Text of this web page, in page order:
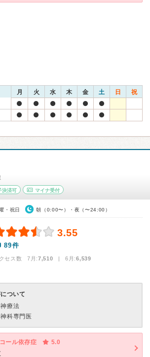
月 火 水 木 金 土 日 祝
決済可 マイナ受付
・祝日 朝（0:00〜）・夜（〜24:00）
3.55
89件
セス数 7月:7,510 | 6月:6,539
ついて
療法
科専門医
ール依存症
5.0